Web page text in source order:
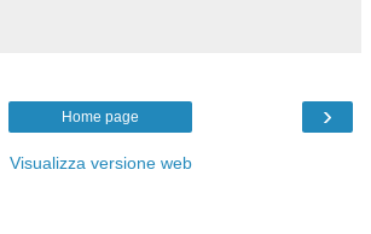
›
Home page
Visualizza versione web